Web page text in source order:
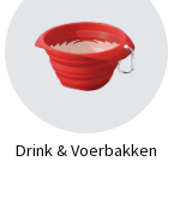
Drink & Voerbakken